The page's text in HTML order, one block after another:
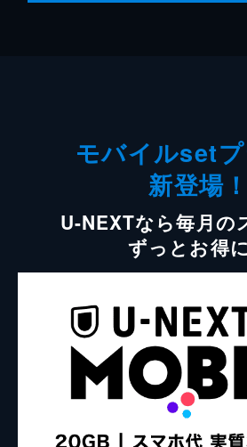
モバイルset
新登場！
U-NEXTなら毎月の
ずっとお得